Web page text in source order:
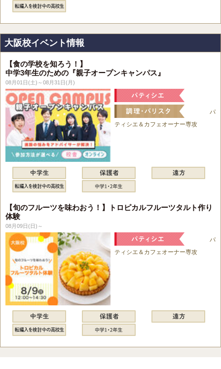
大阪校イベント情報
【食の学校を知ろう！】
中学3年生のための『親子オープンキャンパス』
08月01日(土)～08月31日(月)
パ
ティシエ＆カフェオーナー専攻
【旬のフルーツを味わおう！】トロピカルフルーツタルト作り
体験
08月09日(日)～
パ
ティシエ＆カフェオーナー専攻